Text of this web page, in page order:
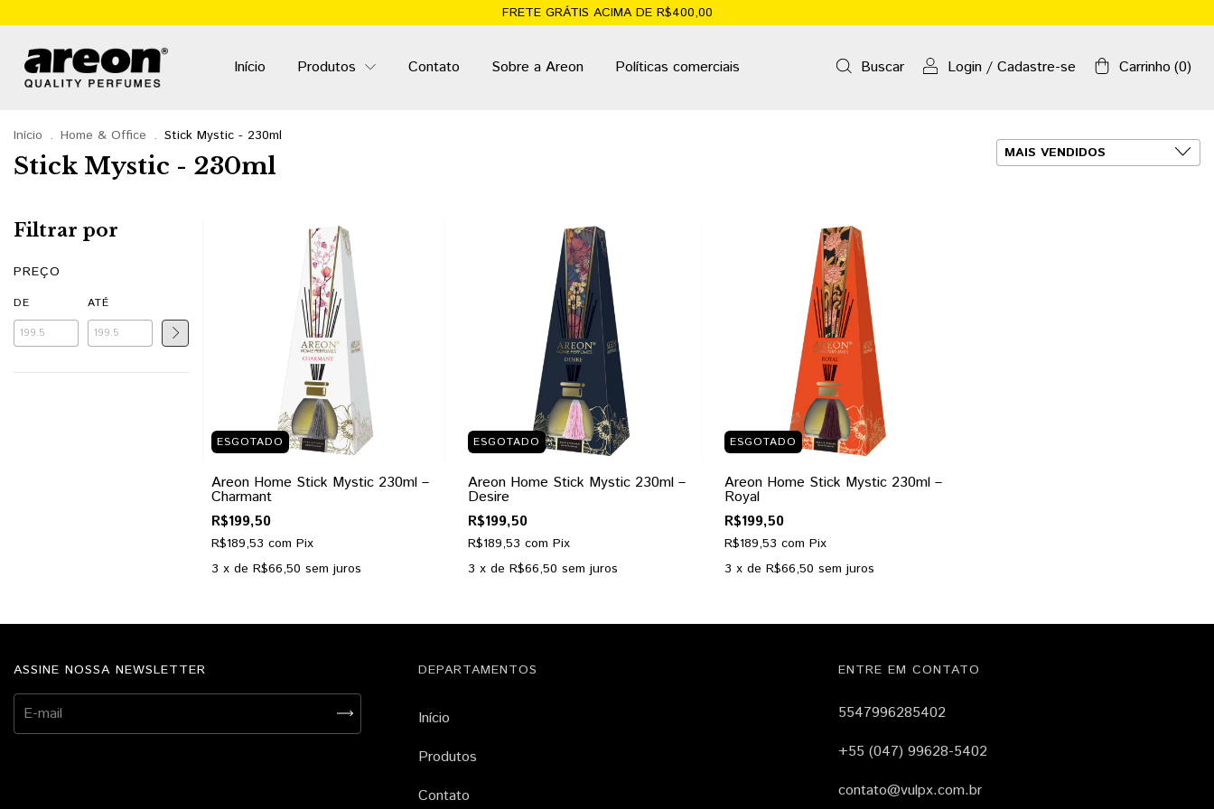
FRETE GRÁTIS ACIMA DE R$400,00
Início Produtos Contato Sobre a Areon Políticas comerciais Buscar Login / Cadastre-se Carrinho (0)
Início . Home & Office . Stick Mystic - 230ml
Stick Mystic - 230ml
Filtrar por
PREÇO
DE ATÉ
ESGOTADO
Areon Home Stick Mystic 230ml –
Charmant
R$199,50
R$189,53 com Pix
3 x de R$66,50 sem juros
ESGOTADO
Areon Home Stick Mystic 230ml –
Desire
R$199,50
R$189,53 com Pix
3 x de R$66,50 sem juros
ESGOTADO
Areon Home Stick Mystic 230ml –
Royal
R$199,50
R$189,53 com Pix
3 x de R$66,50 sem juros
ASSINE NOSSA NEWSLETTER DEPARTAMENTOS
Início
Produtos
Contato
ENTRE EM CONTATO
5547996285402
+55 (047) 99628-5402
contato@vulpx.com.br